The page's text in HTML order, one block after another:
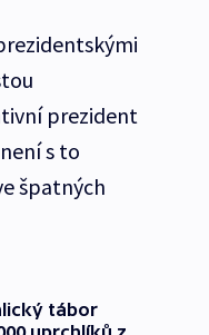
prezident
s to
špatných
tábor